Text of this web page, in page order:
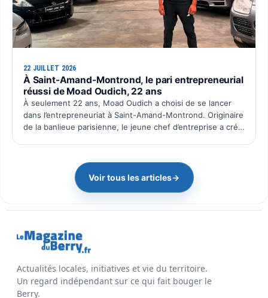
22 JUILLET 2026
À Saint-Amand-Montrond, le pari entrepreneurial
réussi de Moad Oudich, 22 ans
À seulement 22 ans, Moad Oudich a choisi de se lancer
dans l’entrepreneuriat à Saint-Amand-Montrond. Originaire
de la banlieue parisienne, le jeune chef d’entreprise a créé
Voir tous les articles→
Actualités locales, initiatives et vie du territoire.
Un regard indépendant sur ce qui fait bouger le
Berry.